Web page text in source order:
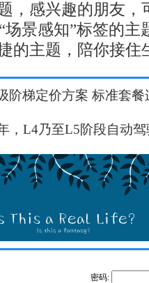
，感兴趣的朋友，
场景感知”标签的主
的主题，陪你接住
阶梯定价方案 标准套餐
，L4乃至L5阶段自动
密码: